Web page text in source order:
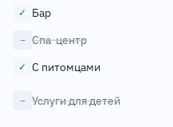
✓ Бар
− Спа-центр
✓ С питомцами
− Услуги для детей